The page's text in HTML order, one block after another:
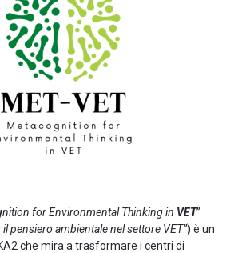
for Environmental Thinking in VET”
pensiero ambientale nel settore VET”) è un
che mira a trasformare i centri di